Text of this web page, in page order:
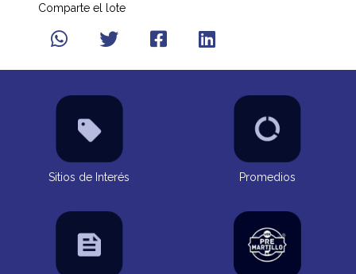
Comparte el lote
Sitios de Interés Promedios